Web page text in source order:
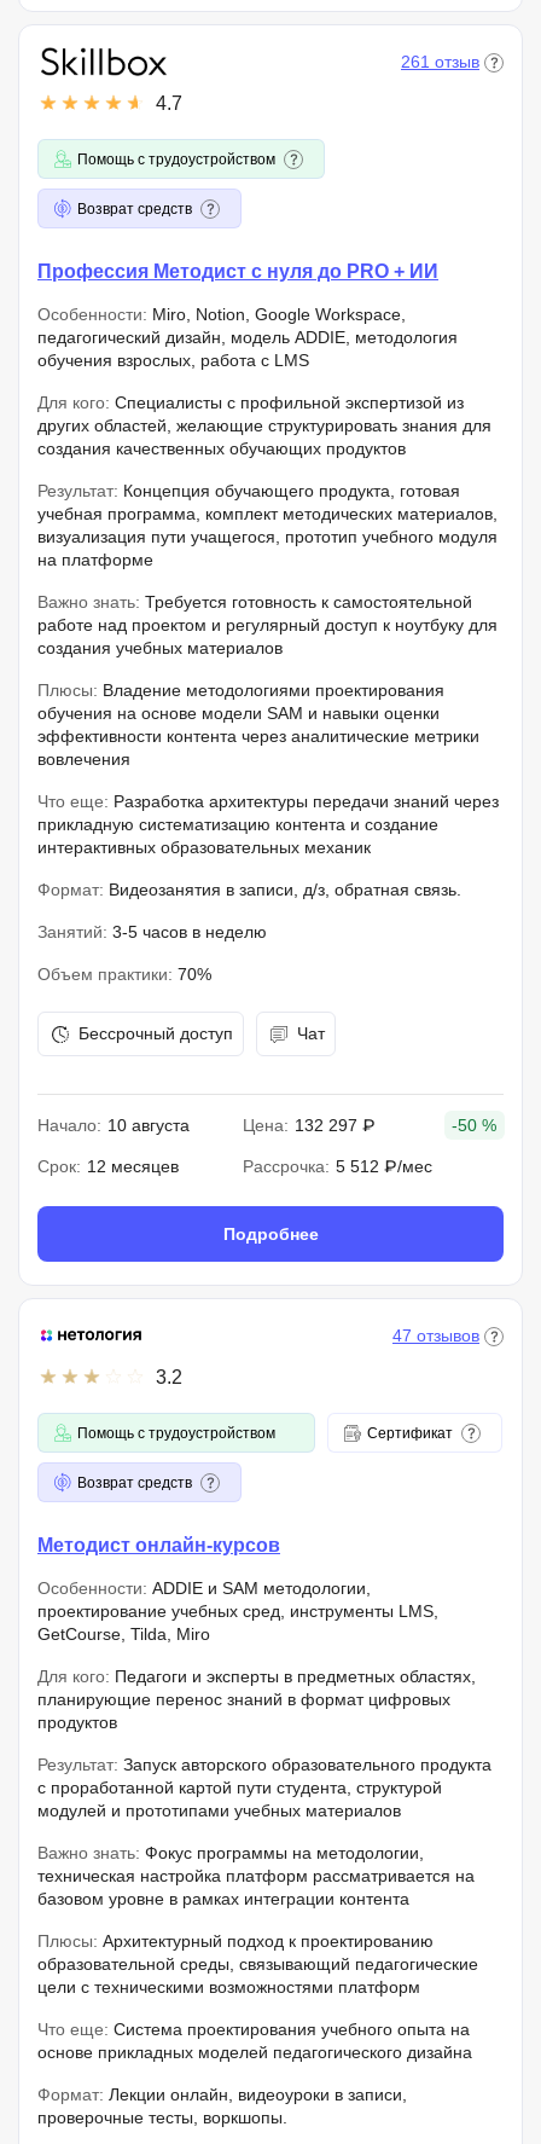
4.7
261 отзыв
Помощь с трудоустройством
Возврат средств
Профессия Методист с нуля до PRO + ИИ
Особенности: Miro, Notion, Google Workspace,
педагогический дизайн, модель ADDIE, методология
обучения взрослых, работа с LMS
Для кого: Специалисты с профильной экспертизой из
других областей, желающие структурировать знания для
создания качественных обучающих продуктов
Результат: Концепция обучающего продукта, готовая
учебная программа, комплект методических материалов,
визуализация пути учащегося, прототип учебного модуля
на платформе
Важно знать: Требуется готовность к самостоятельной
работе над проектом и регулярный доступ к ноутбуку для
создания учебных материалов
Плюсы: Владение методологиями проектирования
обучения на основе модели SAM и навыки оценки
эффективности контента через аналитические метрики
вовлечения
Что еще: Разработка архитектуры передачи знаний через
прикладную систематизацию контента и создание
интерактивных образовательных механик
Формат: Видеозанятия в записи, д/з, обратная связь.
Занятий: 3-5 часов в неделю
Объем практики: 70%
Бессрочный доступ Чат
Начало: 10 августа Цена: 132 297 ₽ -50 %
Срок: 12 месяцев Рассрочка: 5 512 ₽/мес
Подробнее
3.2
47 отзывов
Помощь с трудоустройством Сертификат
Возврат средств
Методист онлайн-курсов
Особенности: ADDIE и SAM методологии,
проектирование учебных сред, инструменты LMS,
GetCourse, Tilda, Miro
Для кого: Педагоги и эксперты в предметных областях,
планирующие перенос знаний в формат цифровых
продуктов
Результат: Запуск авторского образовательного продукта
с проработанной картой пути студента, структурой
модулей и прототипами учебных материалов
Важно знать: Фокус программы на методологии,
техническая настройка платформ рассматривается на
базовом уровне в рамках интеграции контента
Плюсы: Архитектурный подход к проектированию
образовательной среды, связывающий педагогические
цели с техническими возможностями платформ
Что еще: Система проектирования учебного опыта на
основе прикладных моделей педагогического дизайна
Формат: Лекции онлайн, видеоуроки в записи,
проверочные тесты, воркшопы.